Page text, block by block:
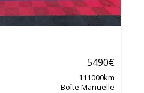
5490€
111000km
Boîte Manuelle